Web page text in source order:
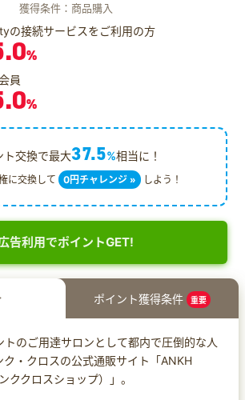
獲得条件：商品購入
の接続サービスをご利用の方
%
員
%
ト交換で最大37.5%相当に！
に交換して 0円チャレンジ » しよう！
告利用でポイントGET!
ポイント獲得条件 重要
のご用達サロンとして都内で圧倒的な人
ク・クロスの公式通販サイト「ANKH
ククロスショップ）」。